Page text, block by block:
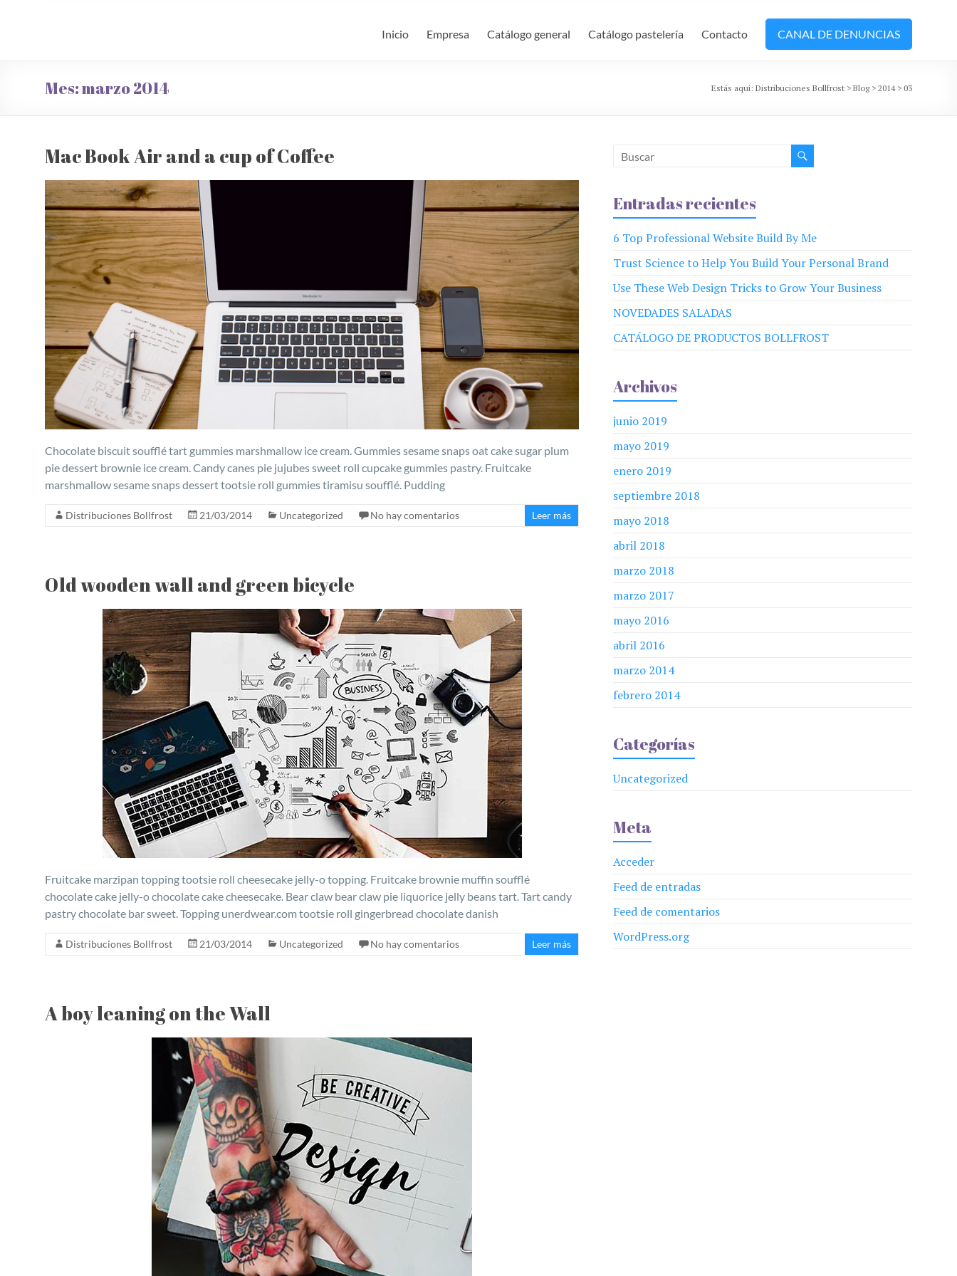
Inicio Empresa Catálogo general Catálogo pastelería Contacto CANAL DE DENUNCIAS
Mes:marzo 2014 Estás aquí: Distribuciones Bollfrost > Blog> 2014> 03
Mac Book Air and a cup of Coffee
Chocolate biscuit soufflé tart gummies marshmallow ice cream. Gummies sesame snaps oat cake sugar plum
pie dessert brownie ice cream. Candy canes pie jujubes sweet roll cupcake gummies pastry. Fruitcake
marshmallow sesame snaps dessert tootsie roll gummies tiramisu soufflé. Pudding
Distribuciones Bollfrost 21/03/2014 Uncategorized No hay comentarios Leer más
Old wooden wall and green bicycle
Fruitcake marzipan topping tootsie roll cheesecake jelly-o topping. Fruitcake brownie muffin soufflé
chocolate cake jelly-o chocolate cake cheesecake. Bear claw bear claw pie liquorice jelly beans tart. Tart candy
pastry chocolate bar sweet. Topping unerdwear.com tootsie roll gingerbread chocolate danish
Distribuciones Bollfrost 21/03/2014 Uncategorized No hay comentarios Leer más
A boy leaning on the Wall
Entradas recientes
6 Top Professional Website Build By Me
Trust Science to Help You Build Your Personal Brand
Use These Web Design Tricks to Grow Your Business
NOVEDADES SALADAS
CATÁLOGO DE PRODUCTOS BOLLFROST
Archivos
junio 2019
mayo 2019
enero 2019
septiembre 2018
mayo 2018
abril 2018
marzo 2018
marzo 2017
mayo 2016
abril 2016
marzo 2014
febrero 2014
Categorías
Uncategorized
Meta
Acceder
Feed de entradas
Feed de comentarios
WordPress.org